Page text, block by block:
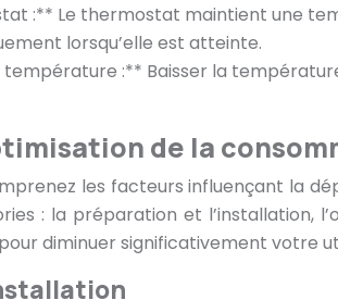
:** Le thermostat maintient une
lorsqu’elle est atteinte.
température :** Baisser la
de la
les facteurs influençant la
: la préparation et l’installation,
diminuer significativement votre